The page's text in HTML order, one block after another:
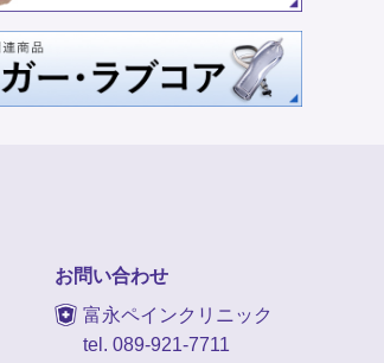
お問い合わせ
富永ペインクリニック
tel. 089-921-7711